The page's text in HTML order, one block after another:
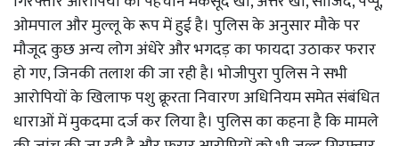
ओमपाल और मुल्लू के रूप में हुई है। पुलिस के अनुसार मौके पर
मौजूद कुछ अन्य लोग अंधेरे और भगदड़ का फायदा उठाकर फरार
हो गए, जिनकी तलाश की जा रही है। भोजीपुरा पुलिस ने सभी
आरोपियों के खिलाफ पशु क्रूरता निवारण अधिनियम समेत संबंधित
धाराओं में मुकदमा दर्ज कर लिया है। पुलिस का कहना है कि मामले